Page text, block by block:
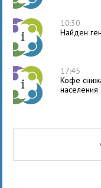
10:30
Найден
17:45
Кофе
населения